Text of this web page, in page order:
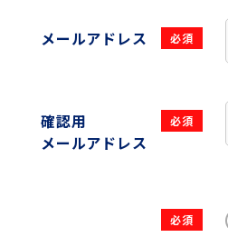
メールアドレス
確認用
メールアドレス